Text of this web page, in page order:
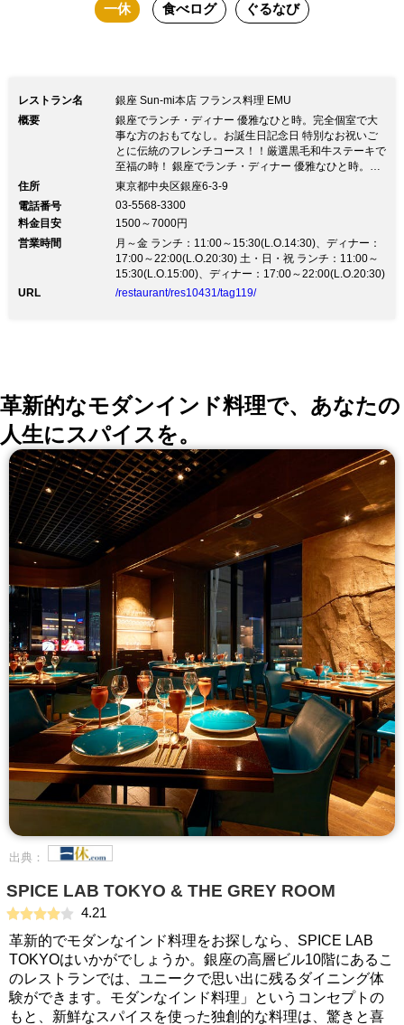
一休 食べログ ぐるなび
レストラン名
銀座 Sun‐mi本店 フランス料理 EMU
概要
銀座でランチ・ディナー 優雅なひと時。完全個室で大
事な方のおもてなし。お誕生日記念日 特別なお祝いご
とに伝統のフレンチコース！！厳選黒毛和牛ステーキで
至福の時！ 銀座でランチ・ディナー 優雅なひと時。完
全個室で大事な方のおもてなし。お誕生日記念日 特別
ステーキで至福の時！★１０日間かけて手間暇かけて作
ったデミグラスソース １９７５年 銀座の地に創業。伝
統のフレンチ。王道フレンチ 黒毛和牛のとろける美味
しさは絶品です オマールエビの美味しさもファンが多
いです。 ◆通信販売もしております ■個室（2名様～１
００名様） ■ご用途 記念日 お祝い事 ご法事 親しい方と
社ビル） ご来店の際は一階の受付コンシェルジュにお
声がけください。
住所
東京都中央区銀座6-3-9
電話番号
03-5568-3300
料金目安
1500～7000円
営業時間
月～金 ランチ：11:00～15:30(L.O.14:30)、ディナー：
17:00～22:00(L.O.20:30) 土・日・祝 ランチ：11:00～
15:30(L.O.15:00)、ディナー：17:00～22:00(L.O.20:30)
URL
/restaurant/res10431/tag119/
革新的なモダンインド料理で、あなたの
人生にスパイスを。
出典：
SPICE LAB TOKYO & THE GREY ROOM
4.21
革新的でモダンなインド料理をお探しなら、SPICE LAB
TOKYOはいかがでしょうか。銀座の高層ビル10階にあるこ
のレストランでは、ユニークで思い出に残るダイニング体
験ができます。モダンなインド料理」というコンセプトの
もと、新鮮なスパイスを使った独創的な料理は、驚きと喜